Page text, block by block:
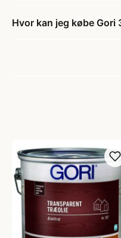
Hvor kan jeg købe